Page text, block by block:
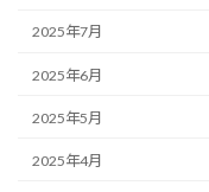
2025年7月
2025年6月
2025年5月
2025年4月